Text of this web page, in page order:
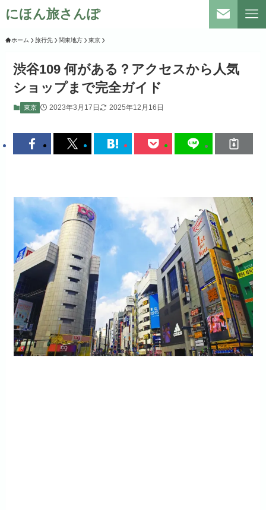
にほん旅さんぽ
ホーム 旅行先 関東地方 東京
渋谷109 何がある？アクセスから人気
ショップまで完全ガイド
東京 2023年3月17日 2025年12月16日